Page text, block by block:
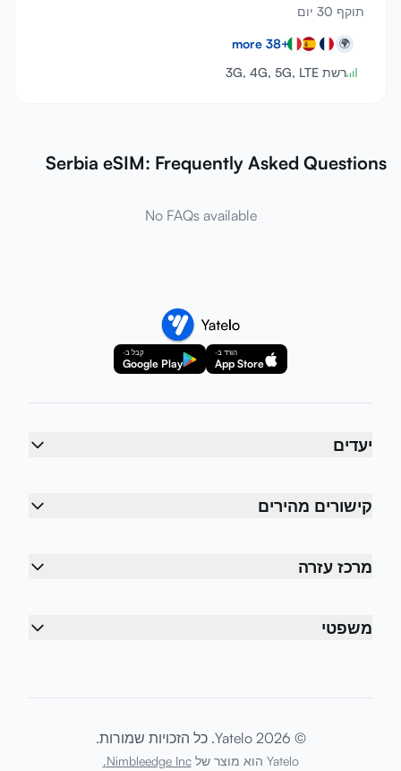
תוקף 30 יום
🌍
+
38
רשת 3G, 4G, 5G, LTE
Serbia eSIM: Frequently Asked Questions
No FAQs available
הורד ב-
App Store
קבל ב-
Google Play
יעדים
קישורים מהירים
מרכז עזרה
משפטי
© 2026 Yatelo. כל הזכויות שמורות.
Yatelo הוא מוצר של Nimbleedge Inc.